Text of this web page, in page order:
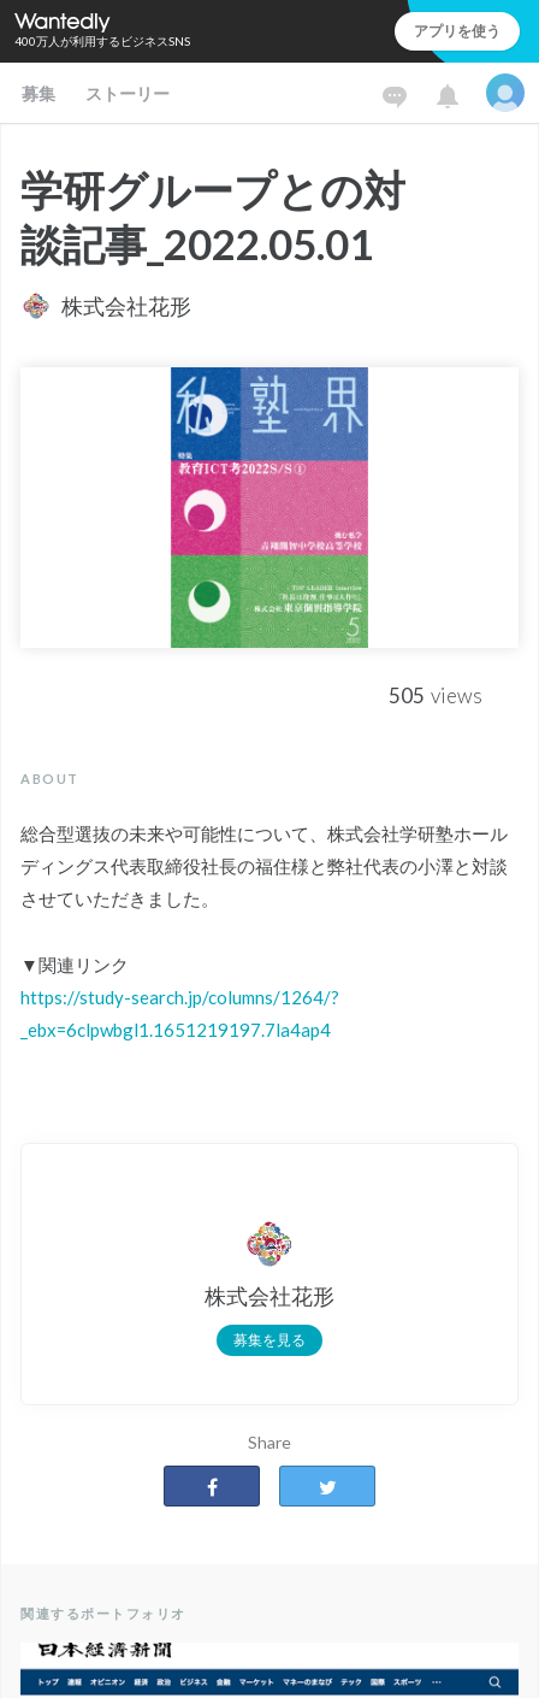
400万人が利用するビジネスSNS アプリを使う
募集 ストーリー
学研グループとの対
談記事_2022.05.01
株式会社花形
505 views
ABOUT
総合型選抜の未来や可能性について、株式会社学研塾ホール
ディングス代表取締役社長の福住様と弊社代表の小澤と対談
させていただきました。
▼関連リンク
https://study-search.jp/columns/1264/?
_ebx=6clpwbgl1.1651219197.7la4ap4
株式会社花形
募集を見る
Share
関連するポートフォリオ